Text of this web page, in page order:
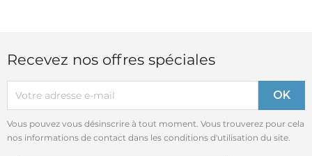
Recevez nos offres spéciales
Vous pouvez vous désinscrire à tout moment. Vous trouverez pour cela
nos informations de contact dans les conditions d'utilisation du site.